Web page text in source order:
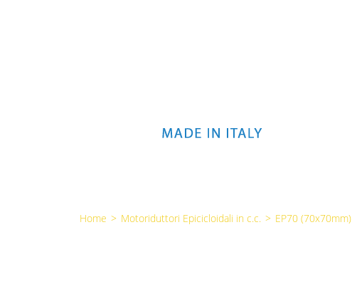
Home > Motoriduttori Epicicloidali in c.c. > EP70 (70x70mm)